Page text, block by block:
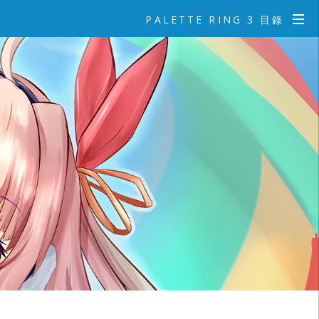
PALETTE RING 3 目錄